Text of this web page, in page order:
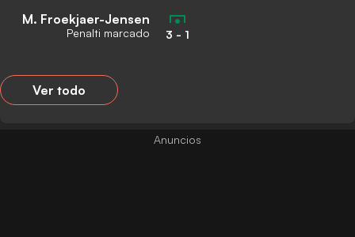
M. Froekjaer-Jensen
Penalti marcado 3 - 1
Ver todo